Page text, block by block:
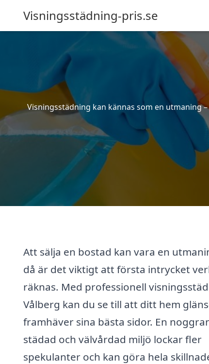
Visningsstädning-pris.se
Visningsstädning kan kännas som en utmaning
Att sälja en bostad kan vara en
då är det viktigt att första intrycket
räknas. Med professionell
Vålberg kan du se till att ditt hem
framhäver sina bästa sidor. En
städad och välvårdad miljö lockar fler
spekulanter och kan göra hela